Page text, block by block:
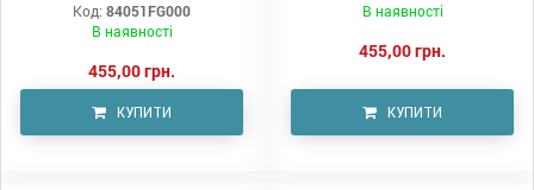
Код: 84051FG000
В наявності
455,00 грн.
КУПИТИ
В наявності
455,00 грн.
КУПИТИ